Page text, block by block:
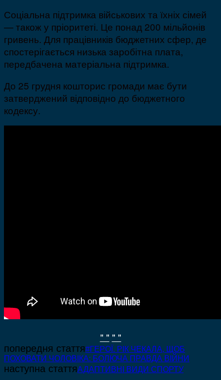
Соціальна підтримка військових та їхніх сімей
— також у пріоритеті. Це понад 200 мільйонів
гривень. Для працівників бюджетних сфер, де
спостерігається низька заробітна плата,
передбачена матеріальна підтримка.
До 25 грудня кошторис громади має бути
затверджений відповідно до бюджетного
кодексу.
" " " "
попередня стаття#ГЕРОЇ. РІК ЧЕКАЛА, ЩОБ
ПОХОВАТИ ЧОЛОВІКА: БОЛЮЧА ПРАВДА ВІЙНИ
наступна статтяАДАПТИВНІ ВИДИ СПОРТУ